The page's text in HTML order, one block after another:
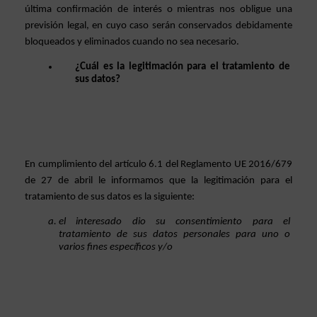
última confirmación de interés o mientras nos obligue una
previsión legal, en cuyo caso serán conservados debidamente
bloqueados y eliminados cuando no sea necesario.
¿Cuál es la legitimación para el tratamiento de
sus datos?
En cumplimiento del artículo 6.1 del Reglamento UE 2016/679
de 27 de abril le informamos que la legitimación para el
tratamiento de sus datos es la siguiente:
el interesado dio su consentimiento para el
tratamiento de sus datos personales para uno o
varios fines específicos y/o